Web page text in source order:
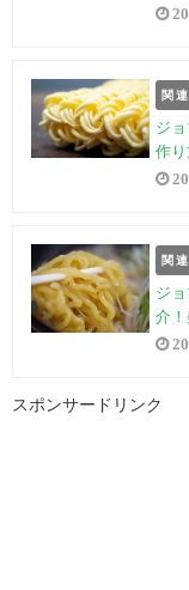
関
ジ
作
関
ジ
介
スポンサードリンク